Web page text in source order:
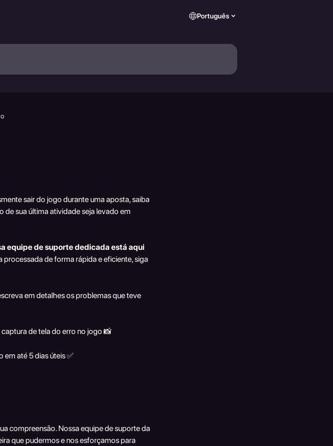
Português
sair do jogo durante uma aposta, saiba
de sua última atividade seja levado em
equipe de suporte dedicada está aqui
processada de forma rápida e eficiente, siga
em detalhes os problemas que teve
de tela do erro no jogo 📸
em até 5 dias úteis ✅
compreensão. Nossa equipe de suporte da
que pudermos e nos esforçamos para